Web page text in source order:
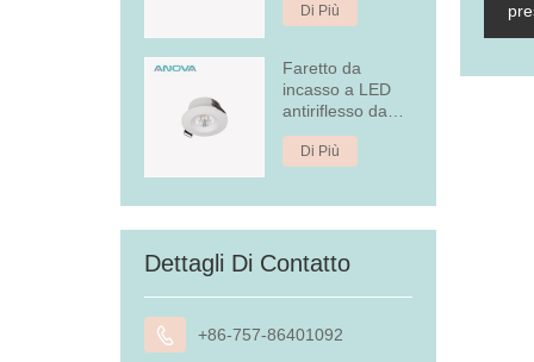
posteriore
Di Più
Faretto da
incasso a LED
antiriflesso da
4,5 W
Di Più
Dettagli Di Contatto
 +86-757-86401092